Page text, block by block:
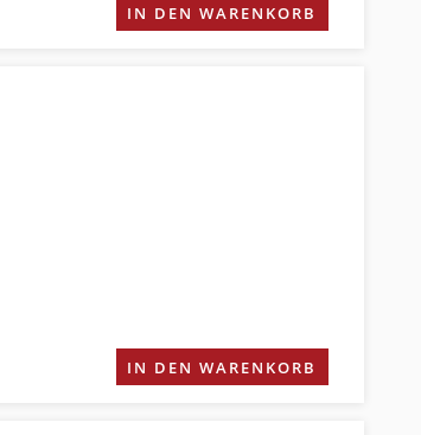
IN DEN WARENKORB
IN DEN WARENKORB